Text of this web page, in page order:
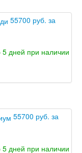
55700 руб. за
5 дней при наличии
55700 руб. за
5 дней при наличии